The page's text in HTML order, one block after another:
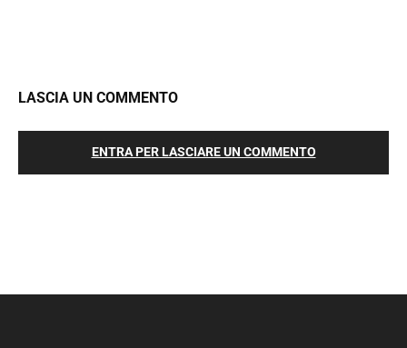
LASCIA UN COMMENTO
ENTRA PER LASCIARE UN COMMENTO